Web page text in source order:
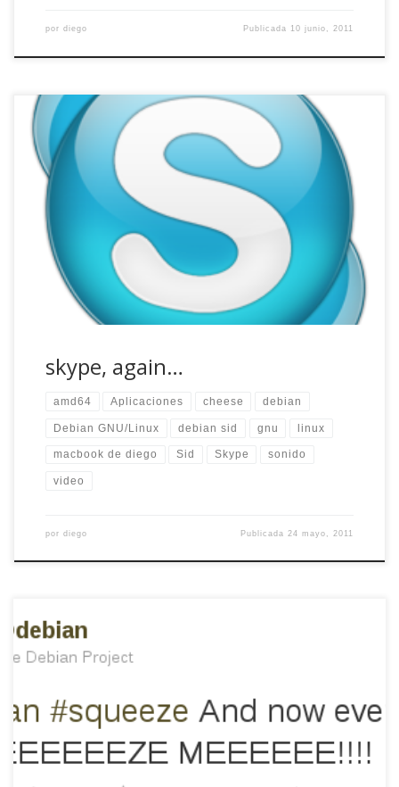
por diego Publicada 10 junio, 2011
Últimamente he andado liado, tratando de terminar un par
de proyectos que tenía y apenas he podido dedicarme a
jugar con mis ordenadores. No es ninguna excusa,
simplemente no quería tocar nada, trataba de no dar
ningún paso en falso para no tener que volver atrás a toda
prisa. Debe […]
skype, again…
amd64 Aplicaciones cheese debian
Debian GNU/Linux debian sid gnu linux
macbook de diego Sid Skype sonido
video
por diego Publicada 24 mayo, 2011
Como dirían en la tele, ¡está sucediendo! As predicted – the
channels are starting to buzz — irc.debian.org #debian-
release – and there’s also a live commentary session at
http://identi.ca/debian Debian 6.0 release is happening now
Lo están radiando en identi.ca, el […]